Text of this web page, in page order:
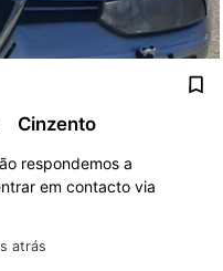
atrás
Cinzento
respondemos a
em contacto via